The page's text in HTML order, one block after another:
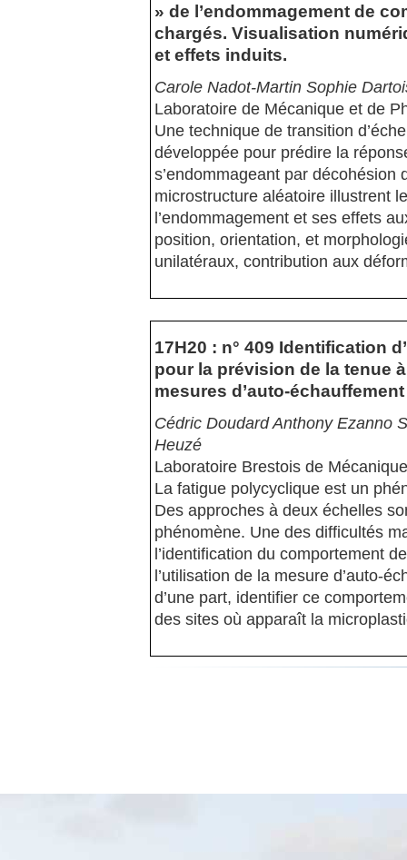
» de l’endommagement de
chargés. Visualisation
et effets induits.
Carole Nadot-Martin Sophie
Laboratoire de Mécanique et de
Une technique de transition
développée pour prédire la
s’endommageant par
microstructure aléatoire illustrent
l’endommagement et ses effets
position, orientation, et
unilatéraux, contribution aux
17H20 : n° 409 Identification
pour la prévision de la tenue
mesures d’auto-
Cédric Doudard Anthony Ezanno
Heuzé
Laboratoire Brestois de
La fatigue polycyclique est un
Des approches à deux échelles
phénomène. Une des difficultés
l’identification du comportement
l’utilisation de la mesure d’auto-
d’une part, identifier ce
des sites où apparaît la